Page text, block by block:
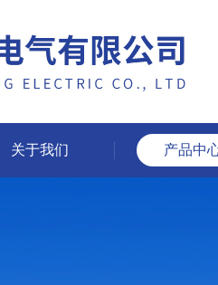
关于我们 产品中